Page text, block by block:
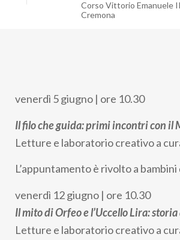
Corso Vittorio Emanuele
Cremona
venerdì 5 giugno | ore 10.30
Il filo che guida: primi incontri con il
Letture e laboratorio creativo a
L’appuntamento è rivolto a bambini
venerdì 12 giugno | ore 10.30
Il mito di Orfeo e l’Uccello Lira:
Letture e laboratorio creativo a